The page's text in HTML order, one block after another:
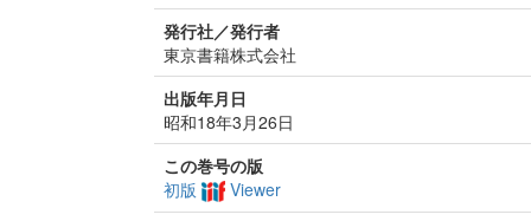
発行社／発行者
東京書籍株式会社
出版年月日
昭和18年3月26日
この巻号の版
初版
Viewer